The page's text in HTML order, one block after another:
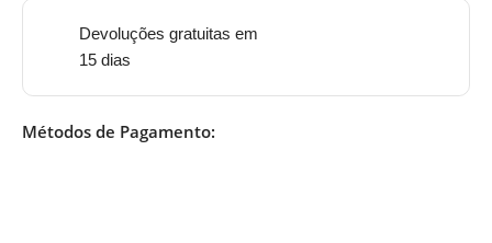
Devoluções gratuitas em
15 dias
Métodos de Pagamento: